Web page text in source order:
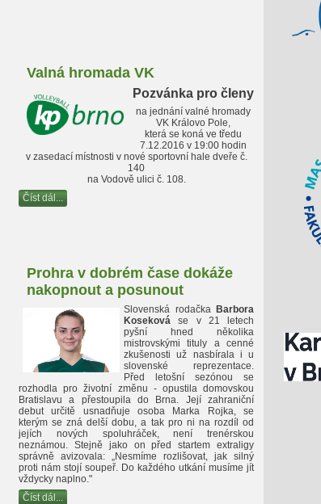
Valná hromada VK
Pozvánka pro členy
na jednání valné hromady
VK Královo Pole,
která se koná ve tředu
7.12.2016 v 19:00 hodin
v zasedací místnosti v nové sportovní hale dveře č.
140
na Vodově ulici č. 108.
Číst dál...
Prohra v dobrém čase dokáže
nakopnout a posunout
Slovenská rodačka Barbora
Koseková se v 21 letech
pyšní hned několika
mistrovskými tituly a cenné
zkušenosti už nasbírala i u
slovenské reprezentace.
Před letošní sezónou se
rozhodla pro životní změnu - opustila domovskou
Bratislavu a přestoupila do Brna. Její zahraniční
debut určitě usnadňuje osoba Marka Rojka, se
kterým se zná delší dobu, a tak pro ni na rozdíl od
jejích nových spoluhráček, není trenérskou
neznámou. Stejně jako on před startem extraligy
správně avizovala: „Nesmíme rozlišovat, jak silný
proti nám stojí soupeř. Do každého utkání musíme jít
vždycky naplno."
Číst dál...